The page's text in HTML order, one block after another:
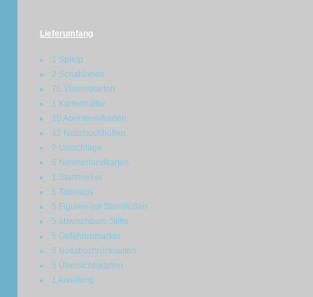
Lieferumfang
1 Spielp
2 Schablonen
75 Visionskarten
1 Kartenhalter
10 Abenteuerkarten
12 Notizbuchhüllen
2 Umschläge
6 Nimmerlandkarten
1 Startmarker
5 Tableaus
5 Figuren mit Standfüßen
5 abwischbare Stifte
5 Gefahrenmarker
5 Notizbuchrückseiten
5 Übersichtskarten
1 Anleitung